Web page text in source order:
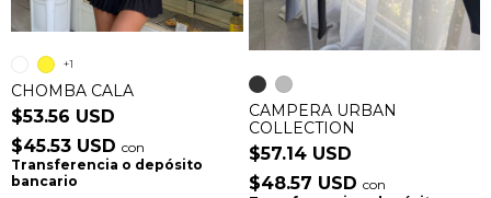
CHOMBA CALA
$53.56 USD
$45.53 USD con
Transferencia o depósito
bancario
+1
CAMPERA URBAN
COLLECTION
$57.14 USD
$48.57 USD con